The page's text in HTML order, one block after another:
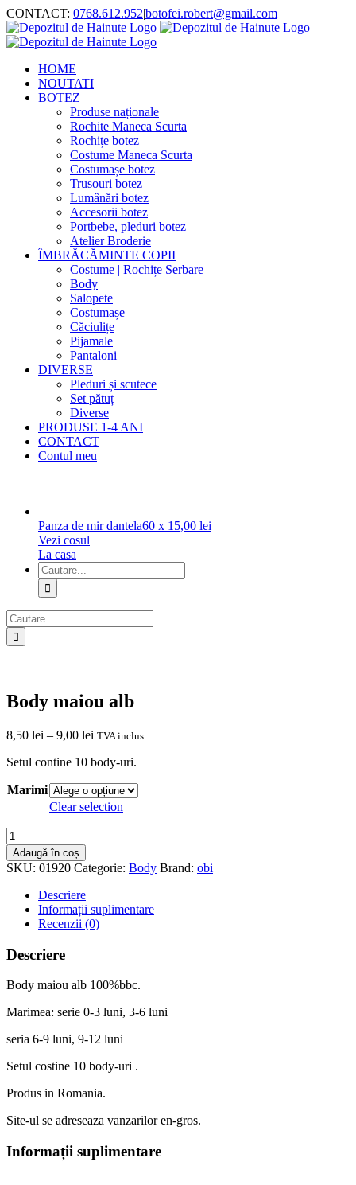
Skip
to
content
CONTACT: 0768.612.952|botofei.robert@gmail.com
HOME
NOUTATI
BOTEZ
Produse naționale
Rochite Maneca Scurta
Rochițe botez
Costume Maneca Scurta
Costumașe botez
Trusouri botez
Lumânări botez
Accesorii botez
Portbebe, pleduri botez
Atelier Broderie
ÎMBRĂCĂMINTE COPII
Costume | Rochițe Serbare
Body
Salopete
Costumașe
Căciulițe
Pijamale
Pantaloni
DIVERSE
Pleduri și scutece
Set pătuț
Diverse
PRODUSE 1-4 ANI
CONTACT
Contul meu
Panza de mir dantela60 x 15,00 lei
Vezi cosul
La casa
Cautare...
Cautare...
Body maiou alb
8,50 lei – 9,00 lei Interval
prețuri:
până
la
TVA inclus
Setul contine 10 body-uri.
Marimi
Clear selection
Cantitate
Body
maiou
alb
Adaugă în coș
SKU: 01920 Categorie: Body Brand: obi
Descriere
Informații suplimentare
Recenzii (0)
Descriere
Body maiou alb 100%bbc.
Marimea: serie 0-3 luni, 3-6 luni
seria 6-9 luni, 9-12 luni
Setul costine 10 body-uri .
Produs in Romania.
Site-ul se adreseaza vanzarilor en-gros.
Informații suplimentare